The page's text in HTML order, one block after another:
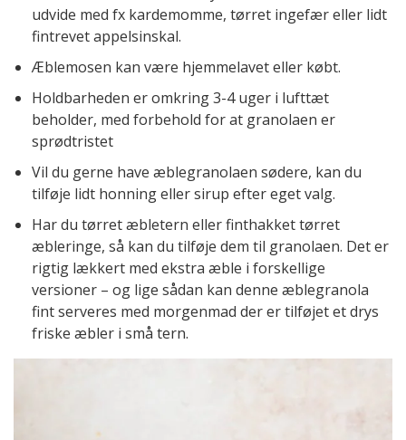
udvide med fx kardemomme, tørret ingefær eller lidt
fintrevet appelsinskal.
Æblemosen kan være hjemmelavet eller købt.
Holdbarheden er omkring 3-4 uger i lufttæt
beholder, med forbehold for at granolaen er
sprødtristet
Vil du gerne have æblegranolaen sødere, kan du
tilføje lidt honning eller sirup efter eget valg.
Har du tørret æbletern eller finthakket tørret
æbleringe, så kan du tilføje dem til granolaen. Det er
rigtig lækkert med ekstra æble i forskellige
versioner – og lige sådan kan denne æblegranola
fint serveres med morgenmad der er tilføjet et drys
friske æbler i små tern.